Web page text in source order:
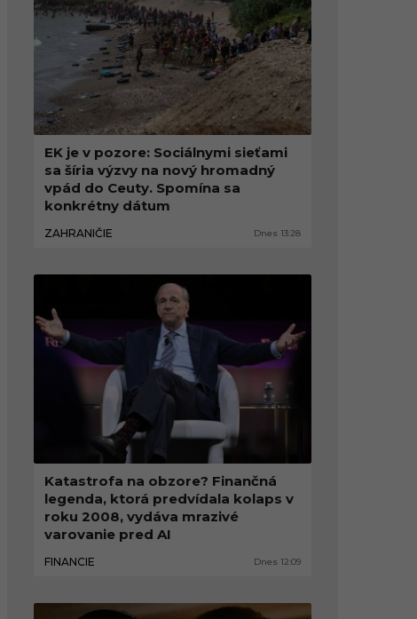
EK je v pozore: Sociálnymi sieťami
sa šíria výzvy na nový hromadný
vpád do Ceuty. Spomína sa
konkrétny dátum
ZAHRANIČIE Dnes 13:28
Katastrofa na obzore? Finančná
legenda, ktorá predvídala kolaps v
roku 2008, vydáva mrazivé
varovanie pred AI
FINANCIE Dnes 12:09